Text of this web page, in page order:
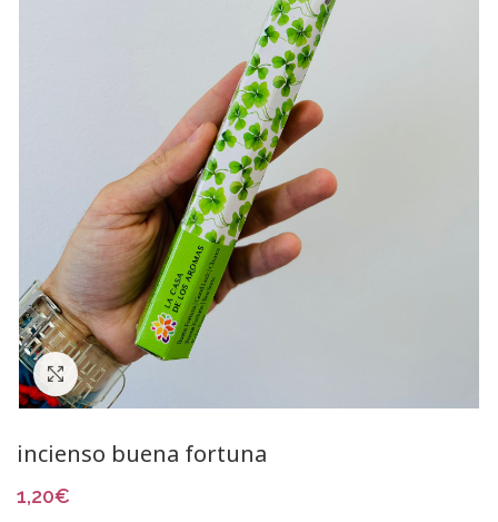
Click to enlarge
incienso buena fortuna
1,20€